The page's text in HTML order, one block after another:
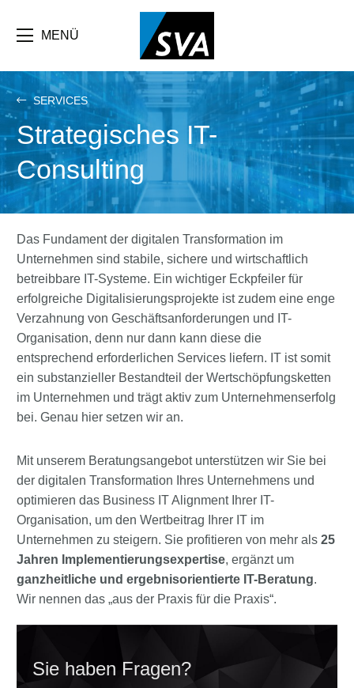
Inhalt
MENÜ
SERVICES
Strategisches IT-
Consulting
Das Fundament der digitalen Transformation im
Unternehmen sind stabile, sichere und wirtschaftlich
betreibbare IT-Systeme. Ein wichtiger Eckpfeiler für
erfolgreiche Digitalisierungsprojekte ist zudem eine enge
Verzahnung von Geschäftsanforderungen und IT-
Organisation, denn nur dann kann diese die
entsprechend erforderlichen Services liefern. IT ist somit
ein substanzieller Bestandteil der Wertschöpfungsketten
im Unternehmen und trägt aktiv zum Unternehmenserfolg
bei. Genau hier setzen wir an.
Mit unserem Beratungsangebot unterstützen wir Sie bei
der digitalen Transformation Ihres Unternehmens und
optimieren das Business IT Alignment Ihrer IT-
Organisation, um den Wertbeitrag Ihrer IT im
Unternehmen zu steigern. Sie profitieren von mehr als 25
Jahren Implementierungsexpertise, ergänzt um
ganzheitliche und ergebnisorientierte IT-Beratung.
Wir nennen das „aus der Praxis für die Praxis“.
Sie haben Fragen?